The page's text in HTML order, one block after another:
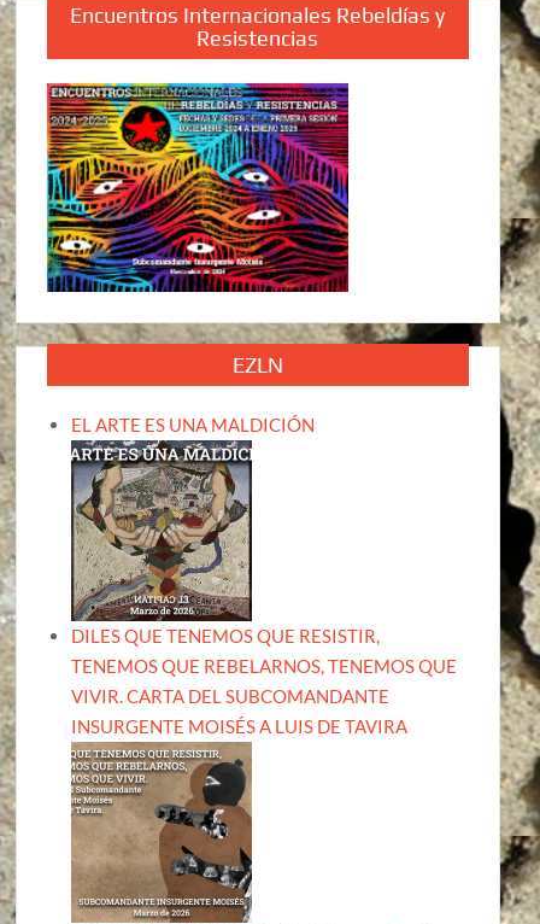
Encuentros Internacionales Rebeldías y
Resistencias
EZLN
EL ARTE ES UNA MALDICIÓN
DILES QUE TENEMOS QUE RESISTIR,
TENEMOS QUE REBELARNOS, TENEMOS QUE
VIVIR. CARTA DEL SUBCOMANDANTE
INSURGENTE MOISÉS A LUIS DE TAVIRA